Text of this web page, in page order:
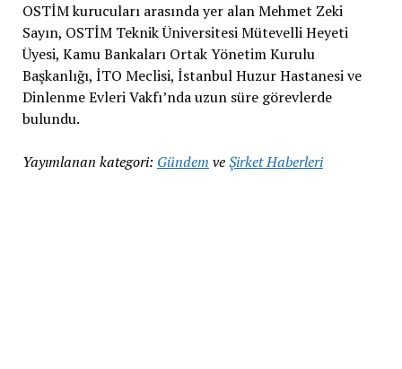
OSTİM kurucuları arasında yer alan Mehmet Zeki
Sayın, OSTİM Teknik Üniversitesi Mütevelli Heyeti
Üyesi, Kamu Bankaları Ortak Yönetim Kurulu
Başkanlığı, İTO Meclisi, İstanbul Huzur Hastanesi ve
Dinlenme Evleri Vakfı’nda uzun süre görevlerde
bulundu.
Yayımlanan kategori: Gündem veŞirket Haberleri